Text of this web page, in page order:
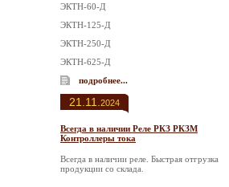
ЭКТН-60-Д
ЭКТН-125-Д
ЭКТН-250-Д
ЭКТН-625-Д
подробнее...
21.11. 2024
Всегда в наличии Реле РКЗ РКЗМ
Контроллеры тока
Всегда в наличии реле. Быстрая отгрузка
продукции со склада.